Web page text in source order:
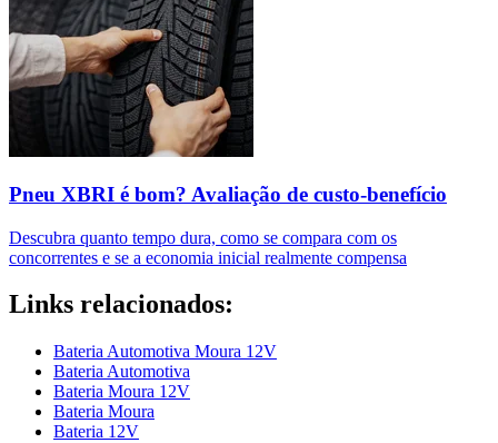
Pneu XBRI é bom? Avaliação de custo-benefício
Descubra quanto tempo dura, como se compara com os
concorrentes e se a economia inicial realmente compensa
Links relacionados:
Bateria Automotiva Moura 12V
Bateria Automotiva
Bateria Moura 12V
Bateria Moura
Bateria 12V